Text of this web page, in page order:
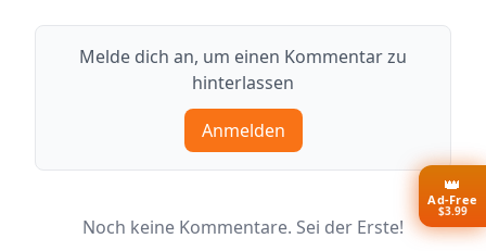
Melde dich an, um einen Kommentar zu
hinterlassen
Anmelden
Noch keine Kommentare. Sei der Erste!
👑
Ad-Free
$3.99